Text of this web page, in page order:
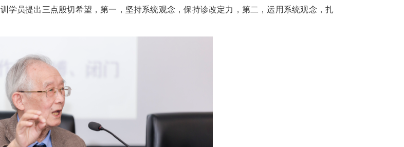
学员提出三点殷切希望，第一，坚持系统观念，保持诊改定力，第二，运用系统观念，扎